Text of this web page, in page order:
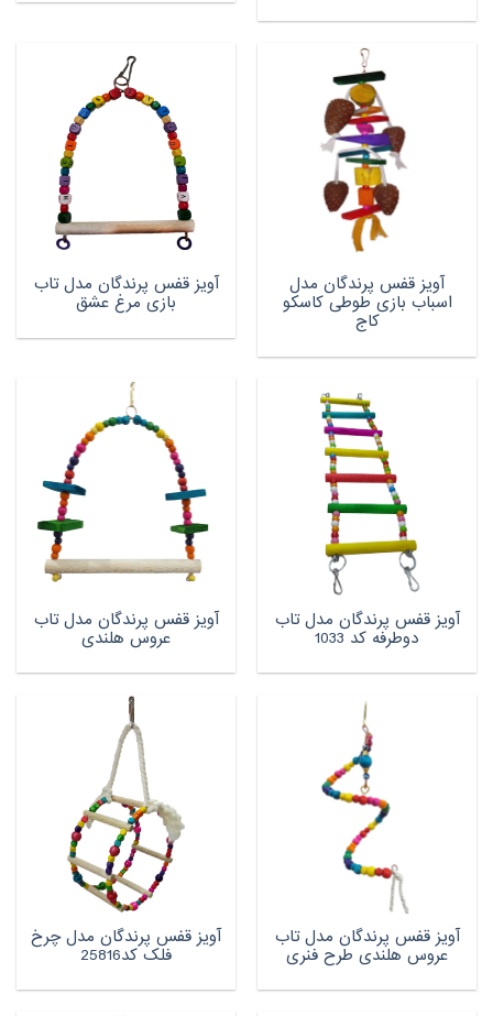
آویز قفس پرندگان مدل
اسباب بازی طوطی کاسکو
کاج
آویز قفس پرندگان مدل تاب
بازی مرغ عشق
آویز قفس پرندگان مدل تاب
دوطرفه کد 1033
آویز قفس پرندگان مدل تاب
عروس هلندی
آویز قفس پرندگان مدل تاب
عروس هلندی طرح فنری
آویز قفس پرندگان مدل چرخ
فلک کد25816